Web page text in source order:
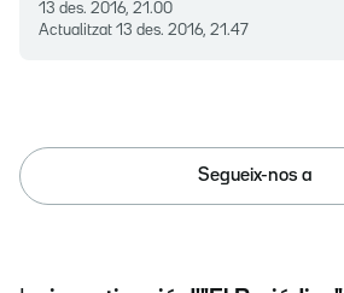
13 des. 2016, 21.00
Actualitzat 13 des. 2016, 21.47
Segueix-nos a